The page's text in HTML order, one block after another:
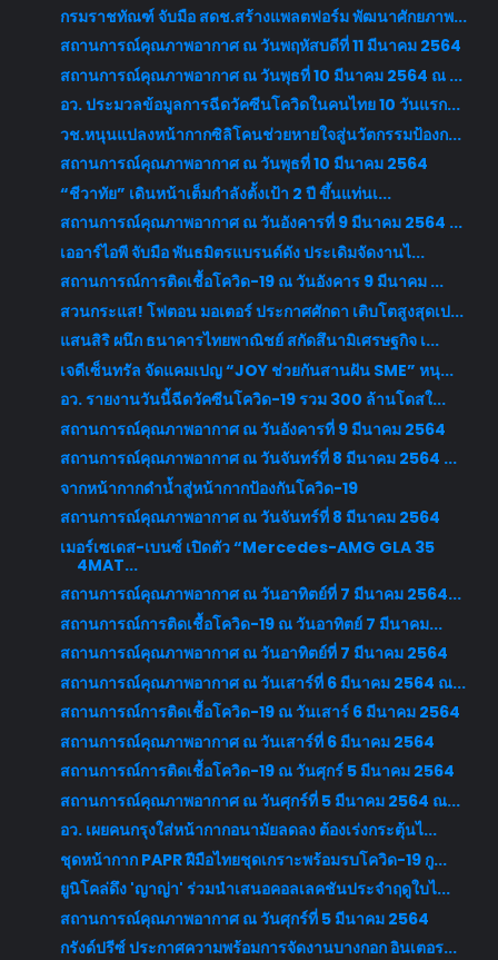
กรมราชทัณฑ์ จับมือ สดช.สร้างแพลตฟอร์ม พัฒนาศักยภาพ...
สถานการณ์คุณภาพอากาศ ณ วันพฤหัสบดีที่ 11 มีนาคม 2564
สถานการณ์คุณภาพอากาศ ณ วันพุธที่ 10 มีนาคม 2564 ณ ...
อว. ประมวลข้อมูลการฉีดวัคซีนโควิดในคนไทย 10 วันแรก...
วช.หนุนแปลงหน้ากากซิลิโคนช่วยหายใจสู่นวัตกรรมป้องก...
สถานการณ์คุณภาพอากาศ ณ วันพุธที่ 10 มีนาคม 2564
“ชีวาทัย” เดินหน้าเต็มกำลังตั้งเป้า 2 ปี ขึ้นแท่นเ...
สถานการณ์คุณภาพอากาศ ณ วันอังคารที่ 9 มีนาคม 2564 ...
เออาร์ไอพี จับมือ พันธมิตรแบรนด์ดัง ประเดิมจัดงานไ...
สถานการณ์การติดเชื้อโควิด-19 ณ วันอังคาร 9 มีนาคม ...
สวนกระแส! โฟตอน มอเตอร์ ประกาศศักดา เติบโตสูงสุดเป...
แสนสิริ ผนึก ธนาคารไทยพาณิชย์ สกัดสึนามิเศรษฐกิจ เ...
เจดีเซ็นทรัล จัดแคมเปญ “JOY ช่วยกันสานฝัน SME” หนุ...
อว. รายงานวันนี้ฉีดวัคซีนโควิด-19 รวม 300 ล้านโดสใ...
สถานการณ์คุณภาพอากาศ ณ วันอังคารที่ 9 มีนาคม 2564
สถานการณ์คุณภาพอากาศ ณ วันจันทร์ที่ 8 มีนาคม 2564 ...
จากหน้ากากดำน้ำสู่หน้ากากป้องกันโควิด-19
สถานการณ์คุณภาพอากาศ ณ วันจันทร์ที่ 8 มีนาคม 2564
เมอร์เซเดส-เบนซ์ เปิดตัว “Mercedes-AMG GLA 35
4MAT...
สถานการณ์คุณภาพอากาศ ณ วันอาทิตย์ที่ 7 มีนาคม 2564...
สถานการณ์การติดเชื้อโควิด-19 ณ วันอาทิตย์ 7 มีนาคม...
สถานการณ์คุณภาพอากาศ ณ วันอาทิตย์ที่ 7 มีนาคม 2564
สถานการณ์คุณภาพอากาศ ณ วันเสาร์ที่ 6 มีนาคม 2564 ณ...
สถานการณ์การติดเชื้อโควิด-19 ณ วันเสาร์ 6 มีนาคม 2564
สถานการณ์คุณภาพอากาศ ณ วันเสาร์ที่ 6 มีนาคม 2564
สถานการณ์การติดเชื้อโควิด-19 ณ วันศุกร์ 5 มีนาคม 2564
สถานการณ์คุณภาพอากาศ ณ วันศุกร์ที่ 5 มีนาคม 2564 ณ...
อว. เผยคนกรุงใส่หน้ากากอนามัยลดลง ต้องเร่งกระตุ้นไ...
ชุดหน้ากาก PAPR ฝีมือไทยชุดเกราะพร้อมรบโควิด-19 กู...
ยูนิโคล่ดึง 'ญาญ่า' ร่วมนำเสนอคอลเลคชันประจำฤดูใบไ...
สถานการณ์คุณภาพอากาศ ณ วันศุกร์ที่ 5 มีนาคม 2564
กรังด์ปรีซ์ ประกาศความพร้อมการจัดงานบางกอก อินเตอร...